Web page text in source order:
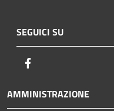
SEGUICI SU
AMMINISTRAZIONE